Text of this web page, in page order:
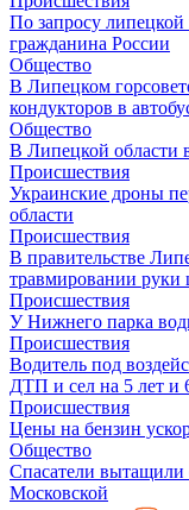
По запросу
гражданина России
Общество
В Липецком
кондукторов в
Общество
В Липецкой области
Происшествия
Украинские дроны
области
Происшествия
В правительстве
травмировании руки
Происшествия
У Нижнего парка
Происшествия
Водитель под
ДТП и сел на 5 лет и
Происшествия
Цены на бензин
Общество
Спасатели вытащили
Московской